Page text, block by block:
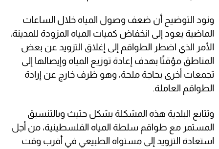
ونود التوضيح أن ضعف وصول المياه خلال الساعات
الماضية يعود إلى انخفاض كميات المياه المزودة للمدينة،
الأمر الذي اضطر الطواقم إلى إغلاق التزويد عن بعض
المناطق مؤقتًا بهدف إعادة توزيع المياه وإيصالها إلى
تجمعات أخرى بحاجة ملحة، وهو ظرف خارج عن إرادة
الطواقم العاملة.
وتتابع البلدية هذه المشكلة بشكل حثيث وبالتنسيق
المستمر مع طواقم سلطة المياه الفلسطينية، من أجل
استعادة التزويد إلى مستواه الطبيعي في أقرب وقت